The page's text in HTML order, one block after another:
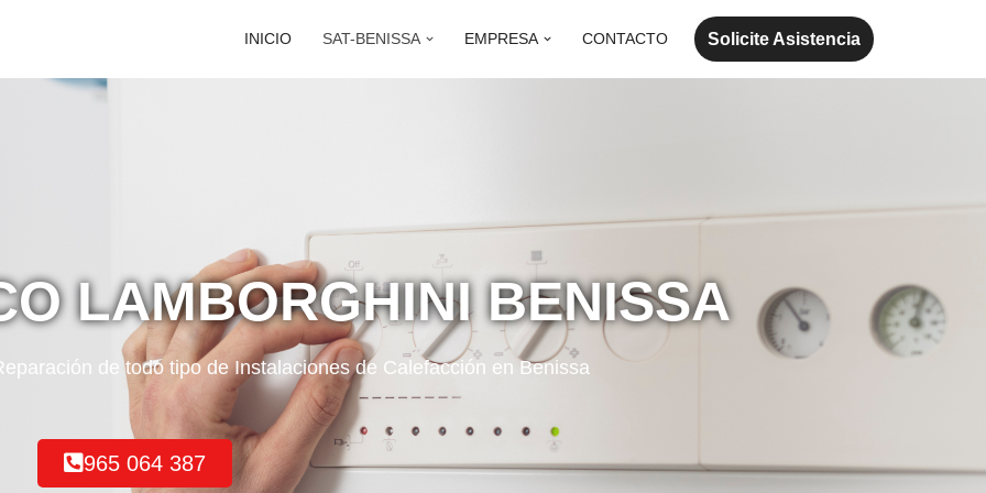
INICIO SAT-BENISSA EMPRESA CONTACTO Solicite Asistencia
LAMBORGHINI BENISSA
de todo tipo de Instalaciones de Calefacción en Benissa
965 064 387